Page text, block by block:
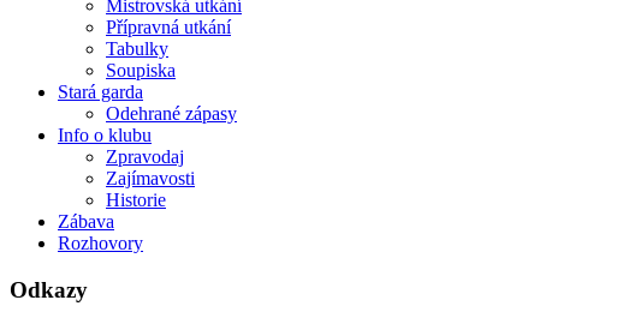
Mistrovská utkání
Přípravná utkání
Tabulky
Soupiska
Stará garda
Odehrané zápasy
Info o klubu
Zpravodaj
Zajímavosti
Historie
Zábava
Rozhovory
Odkazy